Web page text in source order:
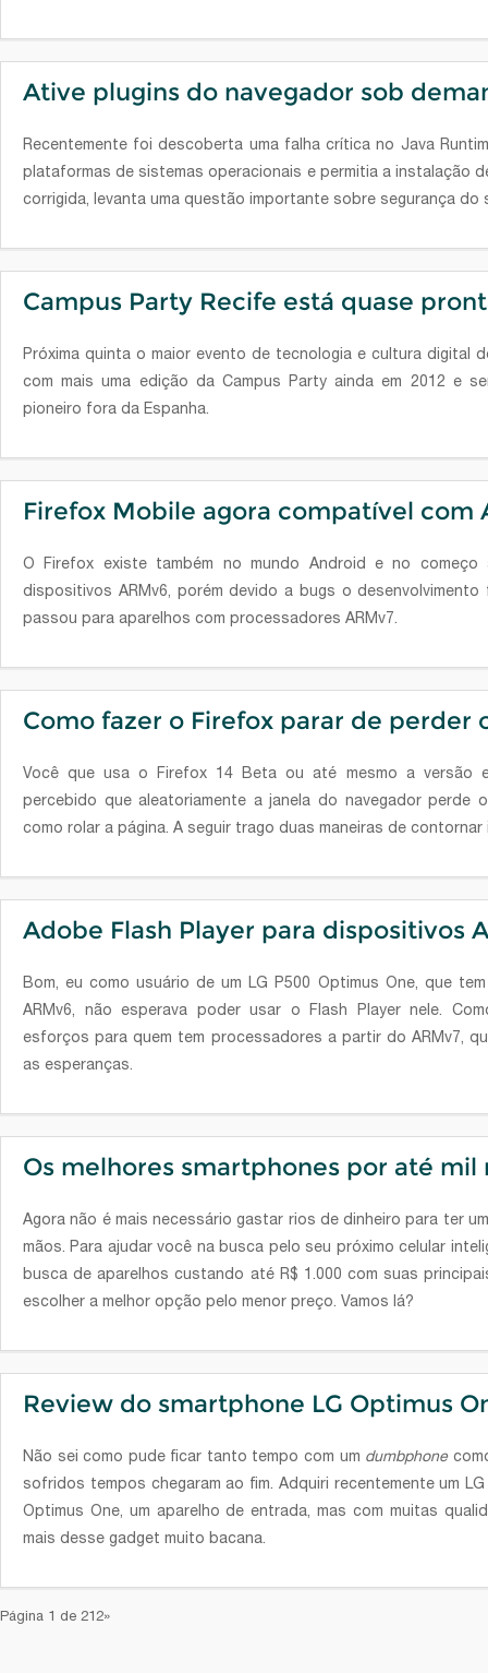
Ative plugins do navegador sob
Recentemente foi descoberta uma falha crítica no Java
plataformas de sistemas operacionais e permitia a instalação
corrigida, levanta uma questão importante sobre segurança do
Campus Party Recife está quase
Próxima quinta o maior evento de tecnologia e cultura digital
com mais uma edição da Campus Party ainda em 2012 e
pioneiro fora da Espanha.
Firefox Mobile agora compatível com
O Firefox existe também no mundo Android e no
dispositivos ARMv6, porém devido a bugs o
passou para aparelhos com processadores ARMv7.
Como fazer o Firefox parar de perder
Você que usa o Firefox 14 Beta ou até mesmo a versão
percebido que aleatoriamente a janela do navegador perde
como rolar a página. A seguir trago duas maneiras de contornar
Adobe Flash Player para dispositivos
Bom, eu como usuário de um LG P500 Optimus One, que
ARMv6, não esperava poder usar o Flash Player nele.
esforços para quem tem processadores a partir do ARMv7,
as esperanças.
Os melhores smartphones por até mil
Agora não é mais necessário gastar rios de dinheiro para ter
mãos. Para ajudar você na busca pelo seu próximo celular
busca de aparelhos custando até R$ 1.000 com suas
escolher a melhor opção pelo menor preço. Vamos lá?
Review do smartphone LG Optimus
Não sei como pude ficar tanto tempo com um dumbphone
sofridos tempos chegaram ao fim. Adquiri recentemente um
Optimus One, um aparelho de entrada, mas com muitas
mais desse gadget muito bacana.
Página 1 de 212»